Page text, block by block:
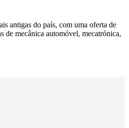
antigas do país, com uma oferta de
de mecânica automóvel, mecatrónica,